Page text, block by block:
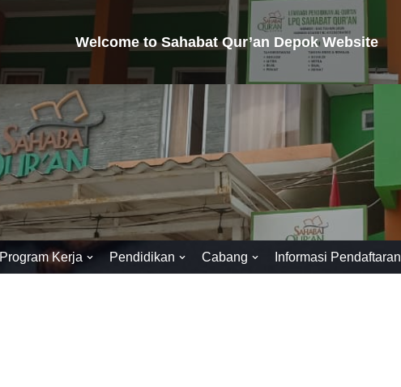
Welcome to Sahabat Qur’an Depok Website
Program Kerja Pendidikan Cabang Informasi Pendaftaran